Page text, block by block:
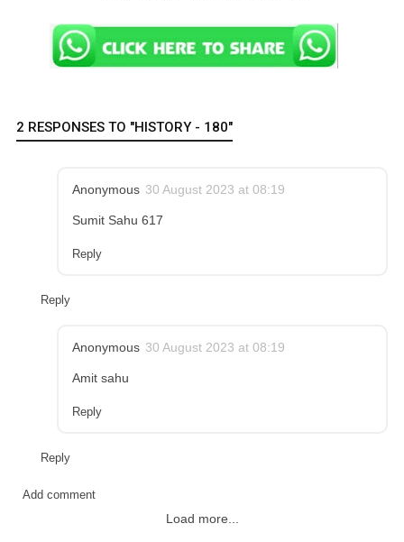
2 RESPONSES TO "HISTORY - 180"
Anonymous 30 August 2023 at 08:19
Sumit Sahu 617
Reply
Reply
Anonymous 30 August 2023 at 08:19
Amit sahu
Reply
Reply
Add comment
Load more...